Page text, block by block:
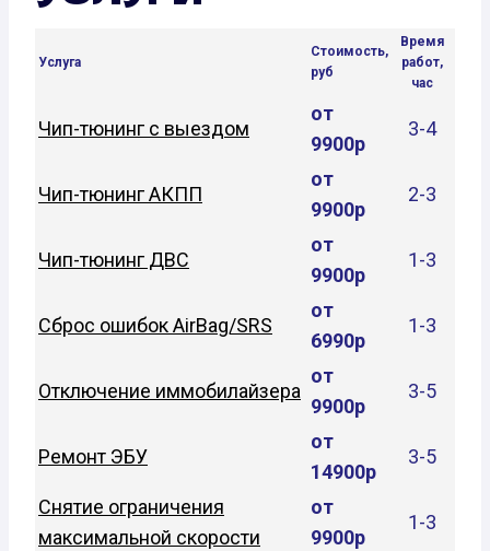
Услуга
Стоимость,
руб
Время
работ,
час
Чип-тюнинг с выездом
от
9900р
3-4
Чип-тюнинг АКПП
от
9900р
2-3
Чип-тюнинг ДВС
от
9900р
1-3
Сброс ошибок AirBag/SRS
от
6990р
1-3
Отключение иммобилайзера
от
9900р
3-5
Ремонт ЭБУ
от
14900р
3-5
Снятие ограничения
максимальной скорости
от
9900р
1-3